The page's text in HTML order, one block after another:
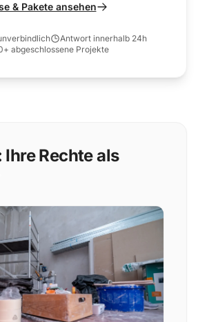
& Pakete ansehen
Antwort innerhalb 24h
abgeschlossene Projekte
Rechte als